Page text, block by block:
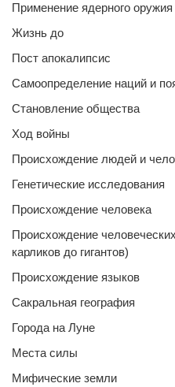
Применение ядерного оружия
Жизнь до
Пост апокалипсис
Самоопределение наций и
Становление общества
Ход войны
Происхождение людей и
Генетические исследования
Происхождение человека
Происхождение
карликов до гигантов)
Происхождение языков
Сакральная география
Города на Луне
Места силы
Мифические земли